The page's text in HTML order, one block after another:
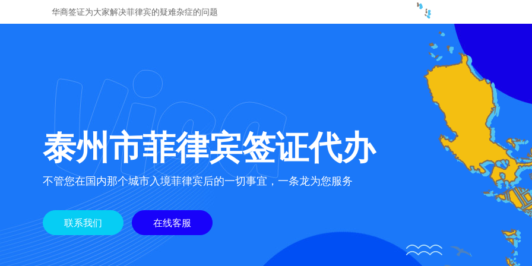
华商签证为大家解决菲律宾的疑难杂症的问题
泰州市菲律宾签证代办
不管您在国内那个城市入境菲律宾后的一切事宜，一条龙为您服务
联系我们 在线客服